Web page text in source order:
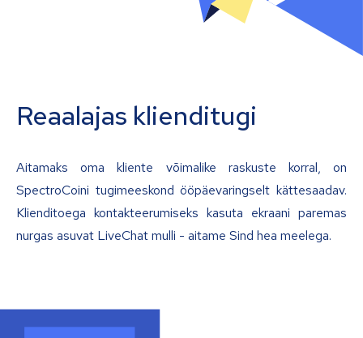
Reaalajas klienditugi
Aitamaks oma kliente võimalike raskuste korral, on
SpectroCoini tugimeeskond ööpäevaringselt kättesaadav.
Klienditoega kontakteerumiseks kasuta ekraani paremas
nurgas asuvat LiveChat mulli - aitame Sind hea meelega.